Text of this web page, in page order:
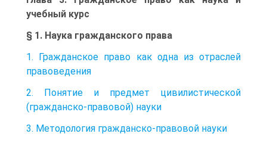
учебный курс
§ 1. Наука гражданского права
1. Гражданское право как одна из отраслей
правоведения
2. Понятие и предмет цивилистической
(гражданско-правовой) науки
3. Методология гражданско-правовой науки